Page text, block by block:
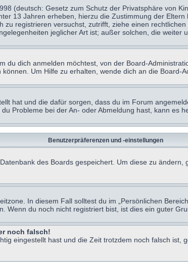
(deutsch: Gesetz zum Schutz der Privatsphäre von
13 Jahren erheben, hierzu die Zustimmung der
registrieren versuchst, zutrifft, ziehe einen
jeglicher Art ist; außer solchen, die weiter
du dich anmelden möchtest, von der Board-
Um Hilfe zu erhalten, wende dich an die Board-
hat und die dafür sorgen, dass du im Forum
Probleme bei der An- oder Abmeldung hast, kann es
Benutzerpräferenzen und -einstellungen
des Boards gespeichert. Um diese zu
In diesem Fall solltest du im „Persönlichen
du noch nicht registriert bist, ist dies ein guter
noch falsch!
eingestellt hast und die Zeit trotzdem noch falsch ist,